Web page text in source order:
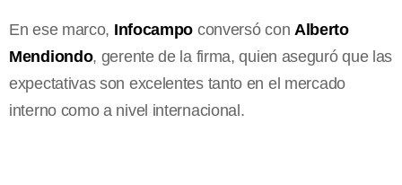
En ese marco, Infocampo conversó con Alberto
Mendiondo, gerente de la firma, quien aseguró que las
expectativas son excelentes tanto en el mercado
interno como a nivel internacional.